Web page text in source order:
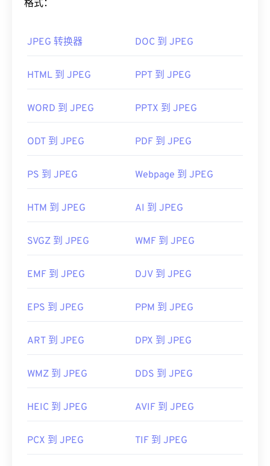
如果您需要更好的压缩效果，您可以将
几乎所有图像查看器程序和应用程序都能识别并打开
图像查看器、图像编辑器或网页浏览器中打开它。要
择“打开方式”。
Chrome）、Microsoft 应用程序（例如 Microsoft
Preview）上自动打开。
首次发布：1992年9月18日
https://www.lifewire.com/jpg-jpeg-file-4139913
格式：
JPEG 转换器 DOC 到 JPEG
HTML 到 JPEG PPT 到 JPEG
WORD 到 JPEG PPTX 到 JPEG
ODT 到 JPEG PDF 到 JPEG
PS 到 JPEG Webpage 到 JPEG
HTM 到 JPEG AI 到 JPEG
SVGZ 到 JPEG WMF 到 JPEG
EMF 到 JPEG DJV 到 JPEG
EPS 到 JPEG PPM 到 JPEG
ART 到 JPEG DPX 到 JPEG
WMZ 到 JPEG DDS 到 JPEG
HEIC 到 JPEG AVIF 到 JPEG
PCX 到 JPEG TIF 到 JPEG